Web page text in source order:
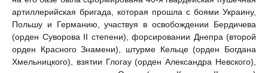
артиллерийская бригада, которая прошла с боями Украину,
Польшу и Германию, участвуя в освобождении Бердичева
(орден Суворова II степени), форсировании Днепра (второй
орден Красного Знамени), штурме Кельце (орден Богдана
Хмельницкого), взятии Глогау (орден Александра Невского),